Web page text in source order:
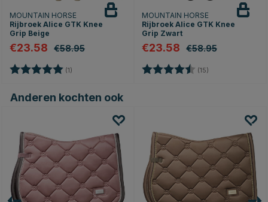
MOUNTAIN HORSE
Rijbroek Alice GTK Knee
Grip Beige
€23.58 €58.95
Beoordeling: (1)
MOUNTAIN HORSE
Rijbroek Alice GTK Knee
Grip Zwart
€23.58 €58.95
Beoordeling: (15)
Anderen kochten ook